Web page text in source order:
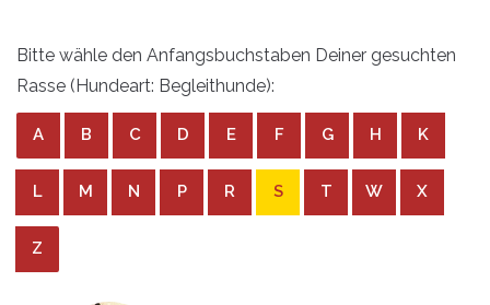
Bitte wähle den Anfangsbuchstaben Deiner gesuchten
Rasse (Hundeart: Begleithunde):
A B C D E F G H K
L M N P R S T W X
Z